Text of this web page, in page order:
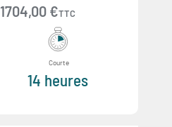
1704,00 €TTC
Courte
14 heures